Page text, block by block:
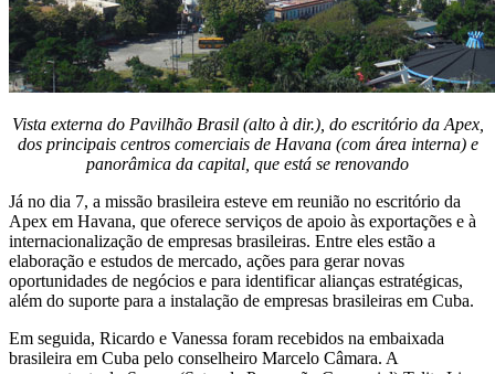
Vista externa do Pavilhão Brasil (alto à dir.), do escritório da Apex,
dos principais centros comerciais de Havana (com área interna) e
panorâmica da capital, que está se renovando
Já no dia 7, a missão brasileira esteve em reunião no escritório da
Apex em Havana, que oferece serviços de apoio às exportações e à
internacionalização de empresas brasileiras. Entre eles estão a
elaboração e estudos de mercado, ações para gerar novas
oportunidades de negócios e para identificar alianças estratégicas,
além do suporte para a instalação de empresas brasileiras em Cuba.
Em seguida, Ricardo e Vanessa foram recebidos na embaixada
brasileira em Cuba pelo conselheiro Marcelo Câmara. A